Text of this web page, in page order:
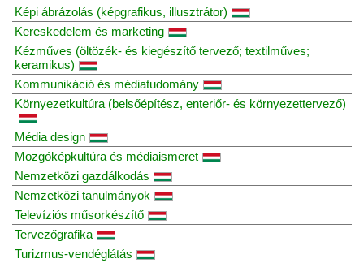
Képi ábrázolás (képgrafikus, illusztrátor)
Kereskedelem és marketing
Kézműves (öltözék- és kiegészítő tervező; textilműves;
keramikus)
Kommunikáció és médiatudomány
Környezetkultúra (belsőépítész, enteriőr- és környezettervező)
Média design
Mozgóképkultúra és médiaismeret
Nemzetközi gazdálkodás
Nemzetközi tanulmányok
Televíziós műsorkészítő
Tervezőgrafika
Turizmus-vendéglátás